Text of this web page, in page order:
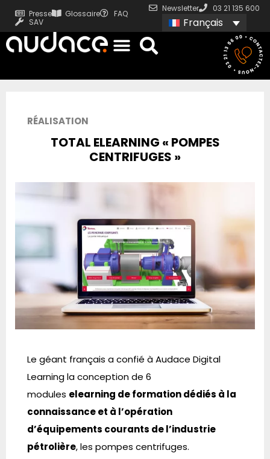
Presse Glossaire
FAQ
SAV
Newsletter 03 21 135 600
Français
RÉALISATION
TOTAL ELEARNING « POMPES
CENTRIFUGES »
Le géant français a confié à Audace Digital
Learning la conception de 6
modules elearning de formation dédiés à la
connaissance et à l’opération
d’équipements courants de l’industrie
pétrolière, les pompes centrifuges.